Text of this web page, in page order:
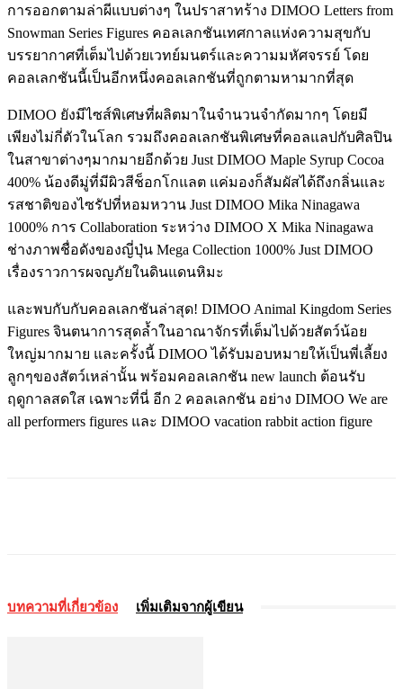
การออกตามล่าผีแบบต่างๆ ในปราสาทร้าง DIMOO Letters from
Snowman Series Figures คอลเลกชันเทศกาลแห่งความสุขกับ
บรรยากาศที่เต็มไปด้วยเวทย์มนตร์และความมหัศจรรย์ โดย
คอลเลกชันนี้เป็นอีกหนึ่งคอลเลกชันที่ถูกตามหามากที่สุด
DIMOO ยังมีไซส์พิเศษที่ผลิตมาในจำนวนจำกัดมากๆ โดยมี
เพียงไม่กี่ตัวในโลก รวมถึงคอลเลกชันพิเศษที่คอลแลปกับศิลปิน
ในสาขาต่างๆมากมายอีกด้วย Just DIMOO Maple Syrup Cocoa
400% น้องดีมู่ที่มีผิวสีช็อกโกแลต แค่มองก็สัมผัสได้ถึงกลิ่นและ
รสชาติของไซรัปที่หอมหวาน Just DIMOO Mika Ninagawa
1000% การ Collaboration ระหว่าง DIMOO X Mika Ninagawa
ช่างภาพชื่อดังของญี่ปุ่น Mega Collection 1000% Just DIMOO
เรื่องราวการผจญภัยในดินแดนหิมะ
และพบกับกับคอลเลกชันล่าสุด! DIMOO Animal Kingdom Series
Figures จินตนาการสุดล้ำในอาณาจักรที่เต็มไปด้วยสัตว์น้อย
ใหญ่มากมาย และครั้งนี้ DIMOO ได้รับมอบหมายให้เป็นพี่เลี้ยง
ลูกๆของสัตว์เหล่านั้น พร้อมคอลเลกชัน new launch ต้อนรับ
ฤดูกาลสดใส เฉพาะที่นี่ อีก 2 คอลเลกชัน อย่าง DIMOO We are
all performers figures และ DIMOO vacation rabbit action figure
บทความที่เกี่ยวข้อง เพิ่มเติมจากผู้เขียน